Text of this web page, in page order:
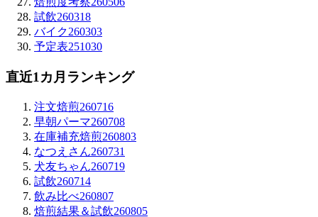
試飲260318
バイク260303
予定表251030
直近1カ月ランキング
注文焙煎260716
早朝パーマ260708
在庫補充焙煎260803
なつえさん260731
犬友ちゃん260719
試飲260714
飲み比べ260807
焙煎結果＆試飲260805